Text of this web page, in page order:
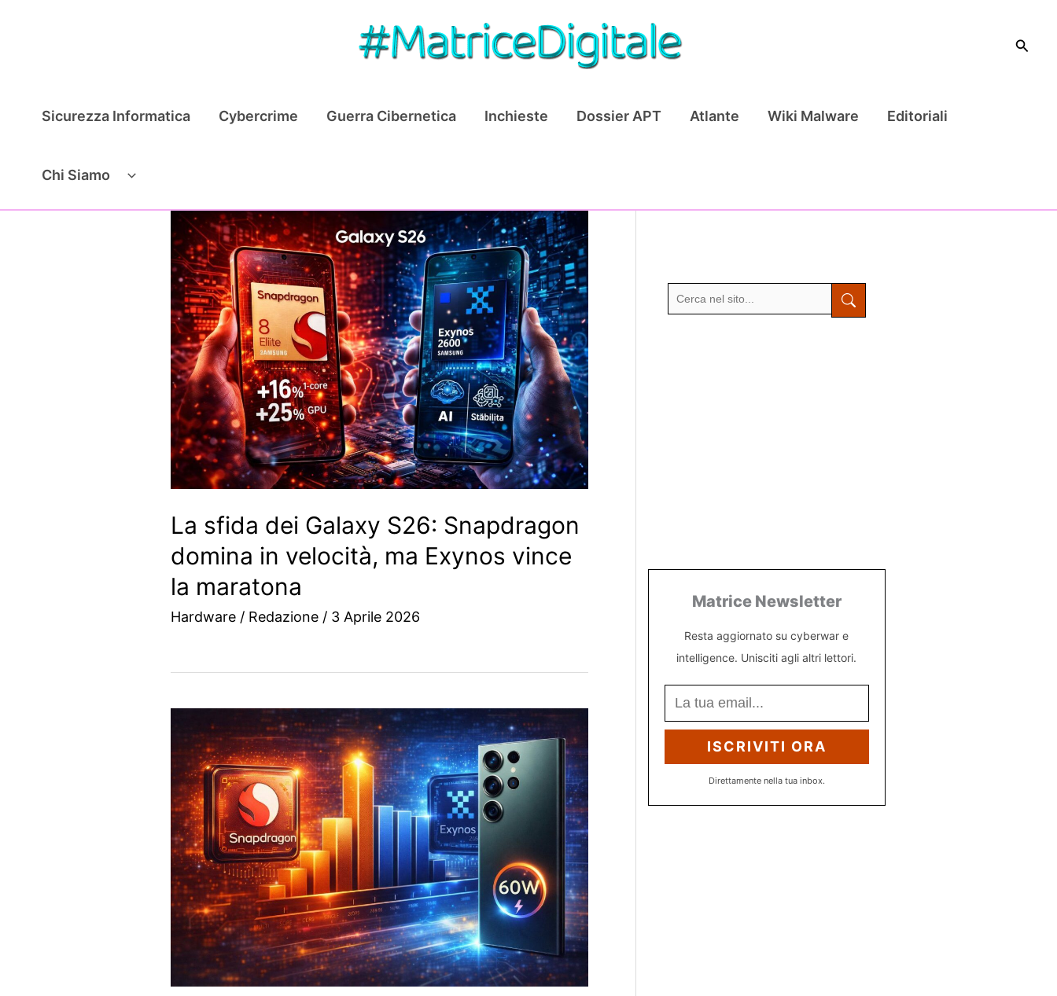
Cerca
Sicurezza Informatica Cybercrime Guerra Cibernetica Inchieste Dossier APT Atlante Wiki Malware Editoriali
Chi Siamo
La sfida dei Galaxy S26: Snapdragon
domina in velocità, ma Exynos vince
la maratona
Hardware / Redazione / 3 Aprile 2026
Matrice Newsletter
Resta aggiornato su cyberwar e
intelligence. Unisciti agli altri lettori.
ISCRIVITI ORA
Direttamente nella tua inbox.